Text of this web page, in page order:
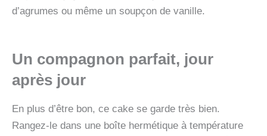
d’agrumes ou même un soupçon de vanille.
Un compagnon parfait, jour
après jour
En plus d’être bon, ce cake se garde très bien.
Rangez-le dans une boîte hermétique à température